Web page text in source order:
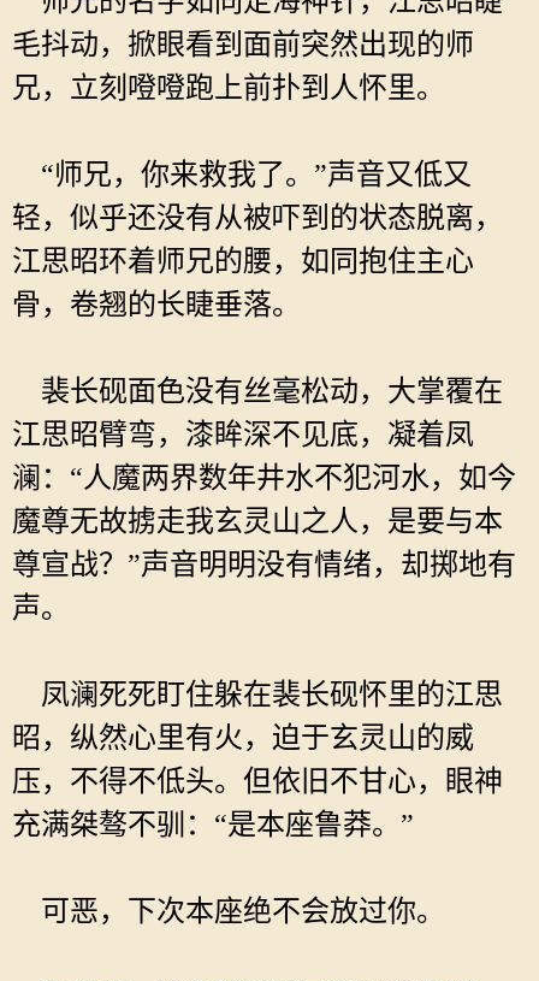
毛抖动，掀眼看到面前突然出现的师
兄，立刻噔噔跑上前扑到人怀里。
“师兄，你来救我了。”声音又低又
轻，似乎还没有从被吓到的状态脱离，
江思昭环着师兄的腰，如同抱住主心
骨，卷翘的长睫垂落。
裴长砚面色没有丝毫松动，大掌覆在
江思昭臂弯，漆眸深不见底，凝着凤
澜：“人魔两界数年井水不犯河水，如今
魔尊无故掳走我玄灵山之人，是要与本
尊宣战？”声音明明没有情绪，却掷地有
声。
凤澜死死盯住躲在裴长砚怀里的江思
昭，纵然心里有火，迫于玄灵山的威
压，不得不低头。但依旧不甘心，眼神
充满桀骜不驯：“是本座鲁莽。”
可恶，下次本座绝不会放过你。